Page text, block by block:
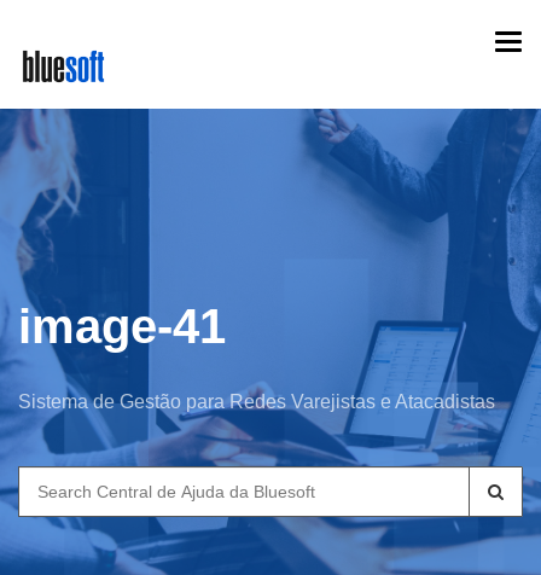
main
content
image-41
Sistema de Gestão para Redes Varejistas e Atacadistas
Search
for: